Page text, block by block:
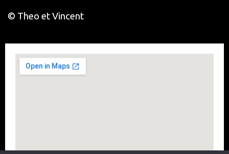
© Theo et Vincent